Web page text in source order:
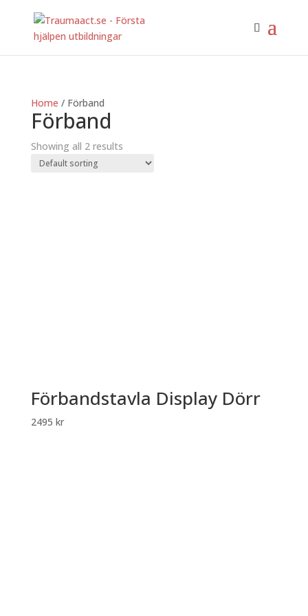
Home / Förband
Förband
Showing all 2 results
Förbandstavla Display Dörr
2495 kr